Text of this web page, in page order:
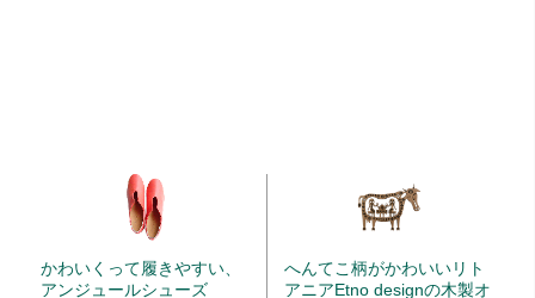
かわいくって履きやすい、
アンジュールシューズ
へんてこ柄がかわいいリト
アニアEtno designの木製オ